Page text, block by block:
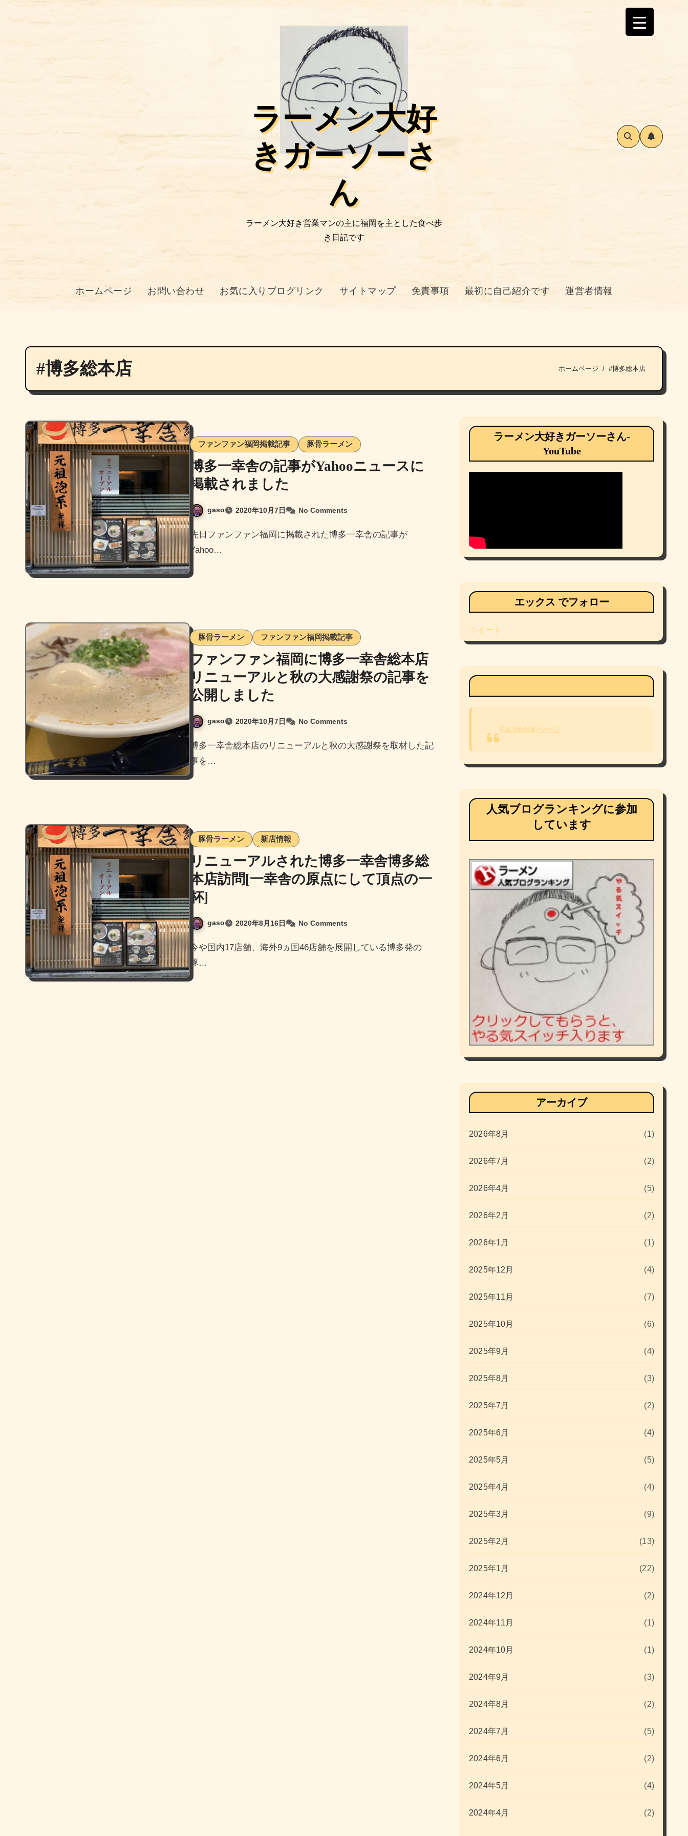
ラーメン大好
きガーソーさ
ん
ラーメン大好き営業マンの主に福岡を主とした食べ歩
き日記です
ホームページ お問い合わせ お気に入りブログリンク サイトマップ 免責事項 最初に自己紹介です 運営者情報
#博多総本店 ホームページ #博多総本店
ファンファン福岡掲載記事 豚骨ラーメン
博多一幸舎の記事がYahooニュースに
掲載されました
gaso 2020年10月7日 No Comments
先日ファンファン福岡に掲載された博多一幸舎の記事が
Yahoo…
豚骨ラーメン ファンファン福岡掲載記事
ファンファン福岡に博多一幸舎総本店
リニューアルと秋の大感謝祭の記事を
公開しました
gaso 2020年10月7日 No Comments
博多一幸舎総本店のリニューアルと秋の大感謝祭を取材した記
事を…
豚骨ラーメン 新店情報
リニューアルされた博多一幸舎博多総
本店訪問[一幸舎の原点にして頂点の一
杯]
gaso 2020年8月16日 No Comments
今や国内17店舗、海外9ヵ国46店舗を展開している博多発の
豚…
ラーメン大好きガーソーさん-
YouTube
エックス でフォロー
ツイート
Facebookページ
人気ブログランキングに参加
しています
アーカイブ
2026年8月 (1)
2026年7月 (2)
2026年4月 (5)
2026年2月 (2)
2026年1月 (1)
2025年12月 (4)
2025年11月 (7)
2025年10月 (6)
2025年9月 (4)
2025年8月 (3)
2025年7月 (2)
2025年6月 (4)
2025年5月 (5)
2025年4月 (4)
2025年3月 (9)
2025年2月 (13)
2025年1月 (22)
2024年12月 (2)
2024年11月 (1)
2024年10月 (1)
2024年9月 (3)
2024年8月 (2)
2024年7月 (5)
2024年6月 (2)
2024年5月 (4)
2024年4月 (2)